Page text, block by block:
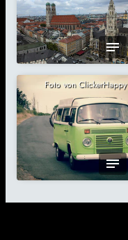
Foto von ClickerHappy